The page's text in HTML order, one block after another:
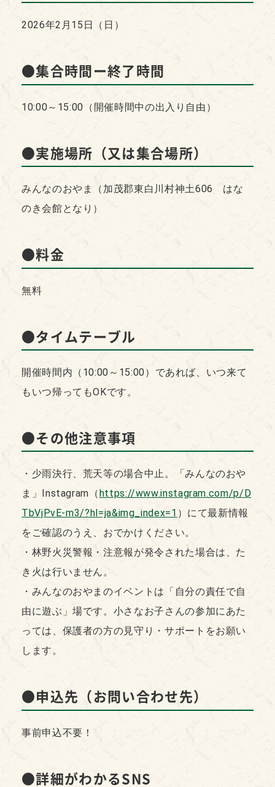
2026年2月15日（日）
●集合時間ー終了時間
10:00～15:00（開催時間中の出入り自由）
●実施場所（又は集合場所）
みんなのおやま（加茂郡東白川村神土606 はな
のき会館となり）
●料金
無料
●タイムテーブル
開催時間内（10:00～15:00）であれば、いつ来て
もいつ帰ってもOKです。
●その他注意事項
・少雨決行、荒天等の場合中止。「みんなのおや
ま」Instagram（ https://www.instagram.com/p/D
TbVjPvE-m3/?hl=ja&img_index=1 ）にて最新情報
をご確認のうえ、おでかけください。
・林野火災警報・注意報が発令された場合は、た
き火は行いません。
・みんなのおやまのイベントは「自分の責任で自
由に遊ぶ」場です。小さなお子さんの参加にあた
っては、保護者の方の見守り・サポートをお願い
します。
●申込先（お問い合わせ先）
事前申込不要！
●詳細がわかるSNS